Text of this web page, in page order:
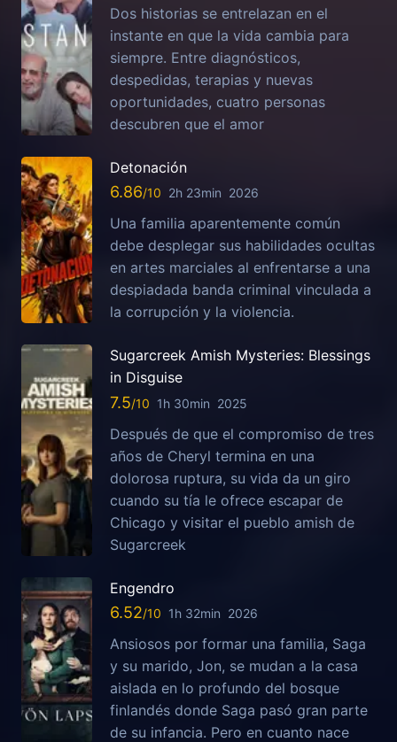
Dos historias se entrelazan en el
instante en que la vida cambia para
siempre. Entre diagnósticos,
despedidas, terapias y nuevas
oportunidades, cuatro personas
descubren que el amor
Detonación
6.86 2h 23min 2026
Una familia aparentemente común
debe desplegar sus habilidades ocultas
en artes marciales al enfrentarse a una
despiadada banda criminal vinculada a
la corrupción y la violencia.
Sugarcreek Amish Mysteries: Blessings
in Disguise
7.5 1h 30min 2025
Después de que el compromiso de tres
años de Cheryl termina en una
dolorosa ruptura, su vida da un giro
cuando su tía le ofrece escapar de
Chicago y visitar el pueblo amish de
Sugarcreek
Engendro
6.52 1h 32min 2026
Ansiosos por formar una familia, Saga
y su marido, Jon, se mudan a la casa
aislada en lo profundo del bosque
finlandés donde Saga pasó gran parte
de su infancia. Pero en cuanto nace